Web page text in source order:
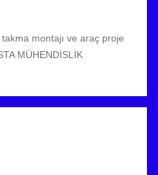
montajı ve araç proje
MÜHENDİSLİK